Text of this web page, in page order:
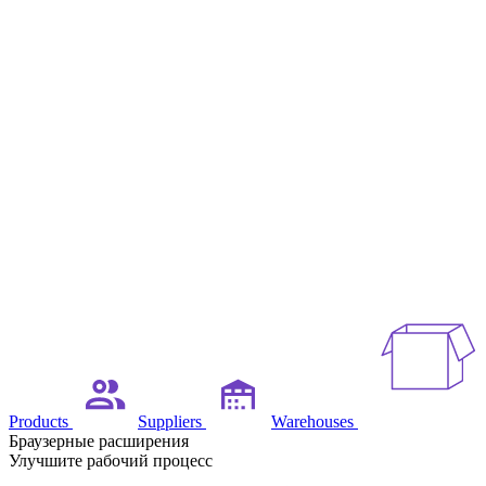
Products Suppliers Warehouses
Браузерные расширения
Улучшите рабочий процесс